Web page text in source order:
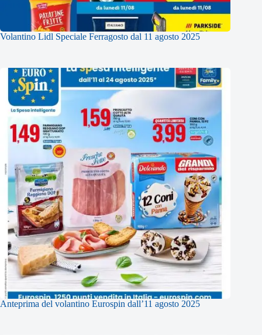
Volantino Lidl Speciale Ferragosto dal 11 agosto 2025
Anteprima del volantino Eurospin dall’11 agosto 2025